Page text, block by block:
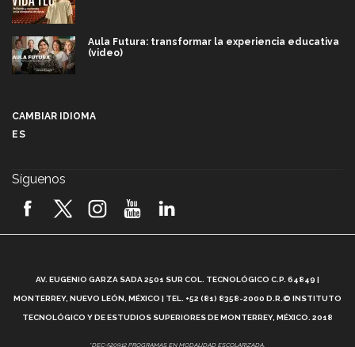
Aula Futura: transformar la experiencia educativa
(video)
2026! (video)
¿Cómo es el Modelo Educativo Tec? (video)
CAMBIAR IDIOMA
ES
Síguenos
AV. EUGENIO GARZA SADA 2501 SUR COL. TECNOLÓGICO C.P. 64849 |
MONTERREY, NUEVO LEÓN, MÉXICO | TEL. +52 (81) 8358-2000 D.R.© INSTITUTO
TECNOLÓGICO Y DE ESTUDIOS SUPERIORES DE MONTERREY, MÉXICO. 2018
*DEC-520912 PROGRAMAS EN MODALIDAD ESCOLARIZADA.